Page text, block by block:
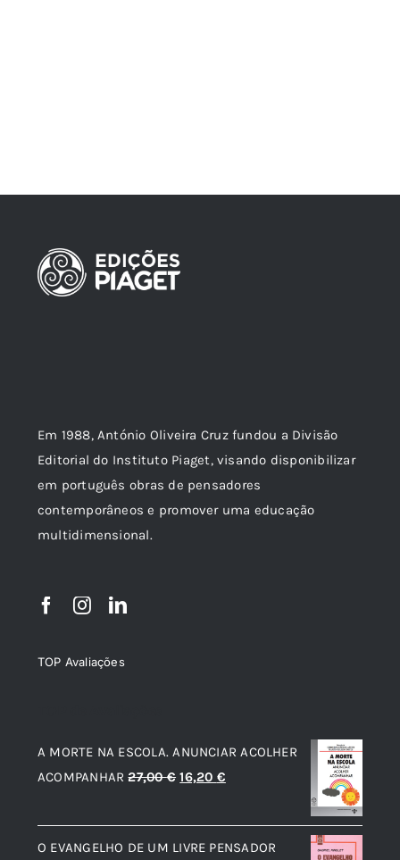
Em 1988, António Oliveira Cruz fundou a Divisão
Editorial do Instituto Piaget, visando disponibilizar
em português obras de pensadores
contemporâneos e promover uma educação
multidimensional.
TOP Avaliações
A MORTE NA ESCOLA. ANUNCIAR ACOLHER
ACOMPANHAR 27,00€ O
original
era:
16,20 €O
atual
é:
O EVANGELHO DE UM LIVRE PENSADOR